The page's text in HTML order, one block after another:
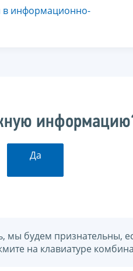
в информационно-
Да
мы будем признательны,
на клавиатуре